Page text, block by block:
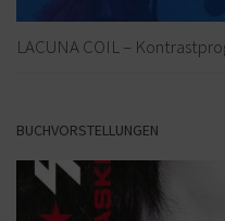
LACUNA COIL –
BUCHVORSTELLUNGEN